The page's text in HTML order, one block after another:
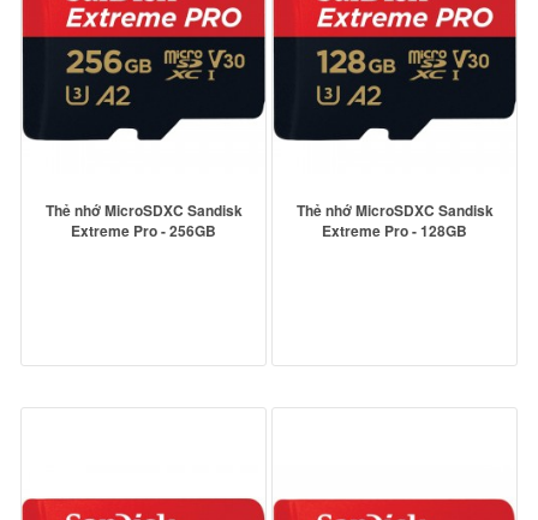
Thẻ nhớ MicroSDXC Sandisk
Extreme Pro - 256GB
Thẻ nhớ MicroSDXC Sandisk
Extreme Pro - 128GB